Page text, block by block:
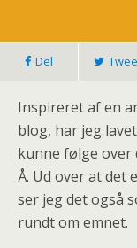
Del
Inspireret af en
blog, har jeg
kunne følge over
Å. Ud over at det
ser jeg det også
rundt om emnet.